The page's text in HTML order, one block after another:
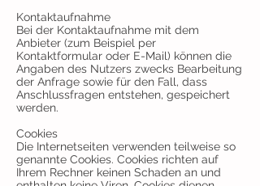
Kontaktaufnahme
Bei der Kontaktaufnahme mit dem
Anbieter (zum Beispiel per
Kontaktformular oder E-Mail) können die
Angaben des Nutzers zwecks Bearbeitung
der Anfrage sowie für den Fall, dass
Anschlussfragen entstehen, gespeichert
werden.
Cookies
Die Internetseiten verwenden teilweise so
genannte Cookies. Cookies richten auf
Ihrem Rechner keinen Schaden an und